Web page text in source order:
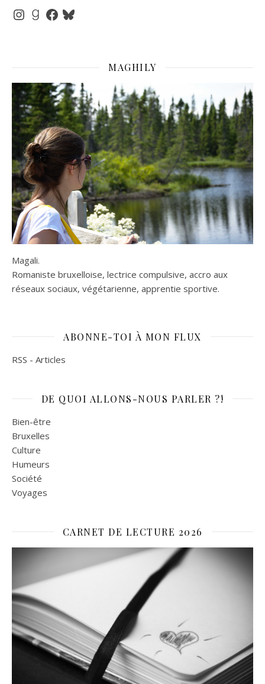
Instagram
Goodreads
Facebook
Bluesky
MAGHILY
Magali.
Romaniste bruxelloise, lectrice compulsive, accro aux
réseaux sociaux, végétarienne, apprentie sportive.
ABONNE-TOI À MON FLUX
RSS - Articles
DE QUOI ALLONS-NOUS PARLER ?!
Bien-être
Bruxelles
Culture
Humeurs
Société
Voyages
CARNET DE LECTURE 2026